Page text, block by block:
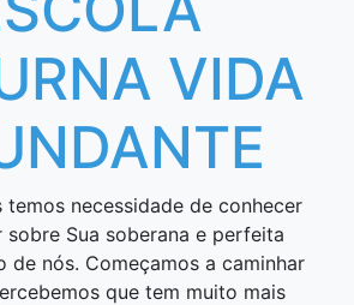
VIDA
necessidade de conhecer
sobre Sua soberana e perfeita
de nós. Começamos a caminhar
que tem muito mais